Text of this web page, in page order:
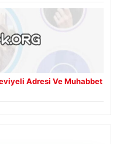
Adresi Ve Muhabbet